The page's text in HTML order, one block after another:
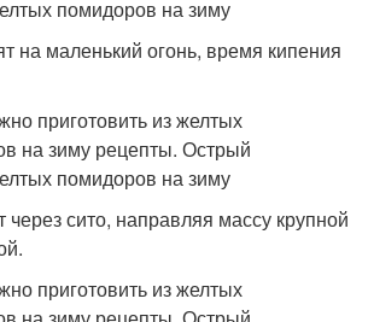
на маленький огонь, время кипения
сито, направляя массу крупной